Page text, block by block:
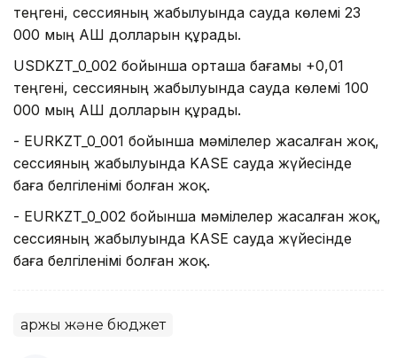
теңгені, сессияның жабылуында сауда көлемі 23
000 мың АҚШ долларын құрады.
USDKZT_0_002 бойынша орташа бағамы +0,01
теңгені, сессияның жабылуында сауда көлемі 100
000 мың АҚШ долларын құрады.
- EURKZT_0_001 бойынша мәмілелер жасалған жоқ,
сессияның жабылуында KASE сауда жүйесінде
баға белгіленімі болған жоқ.
- EURKZT_0_002 бойынша мәмілелер жасалған жоқ,
сессияның жабылуында KASE сауда жүйесінде
баға белгіленімі болған жоқ.
Қаржы және бюджет